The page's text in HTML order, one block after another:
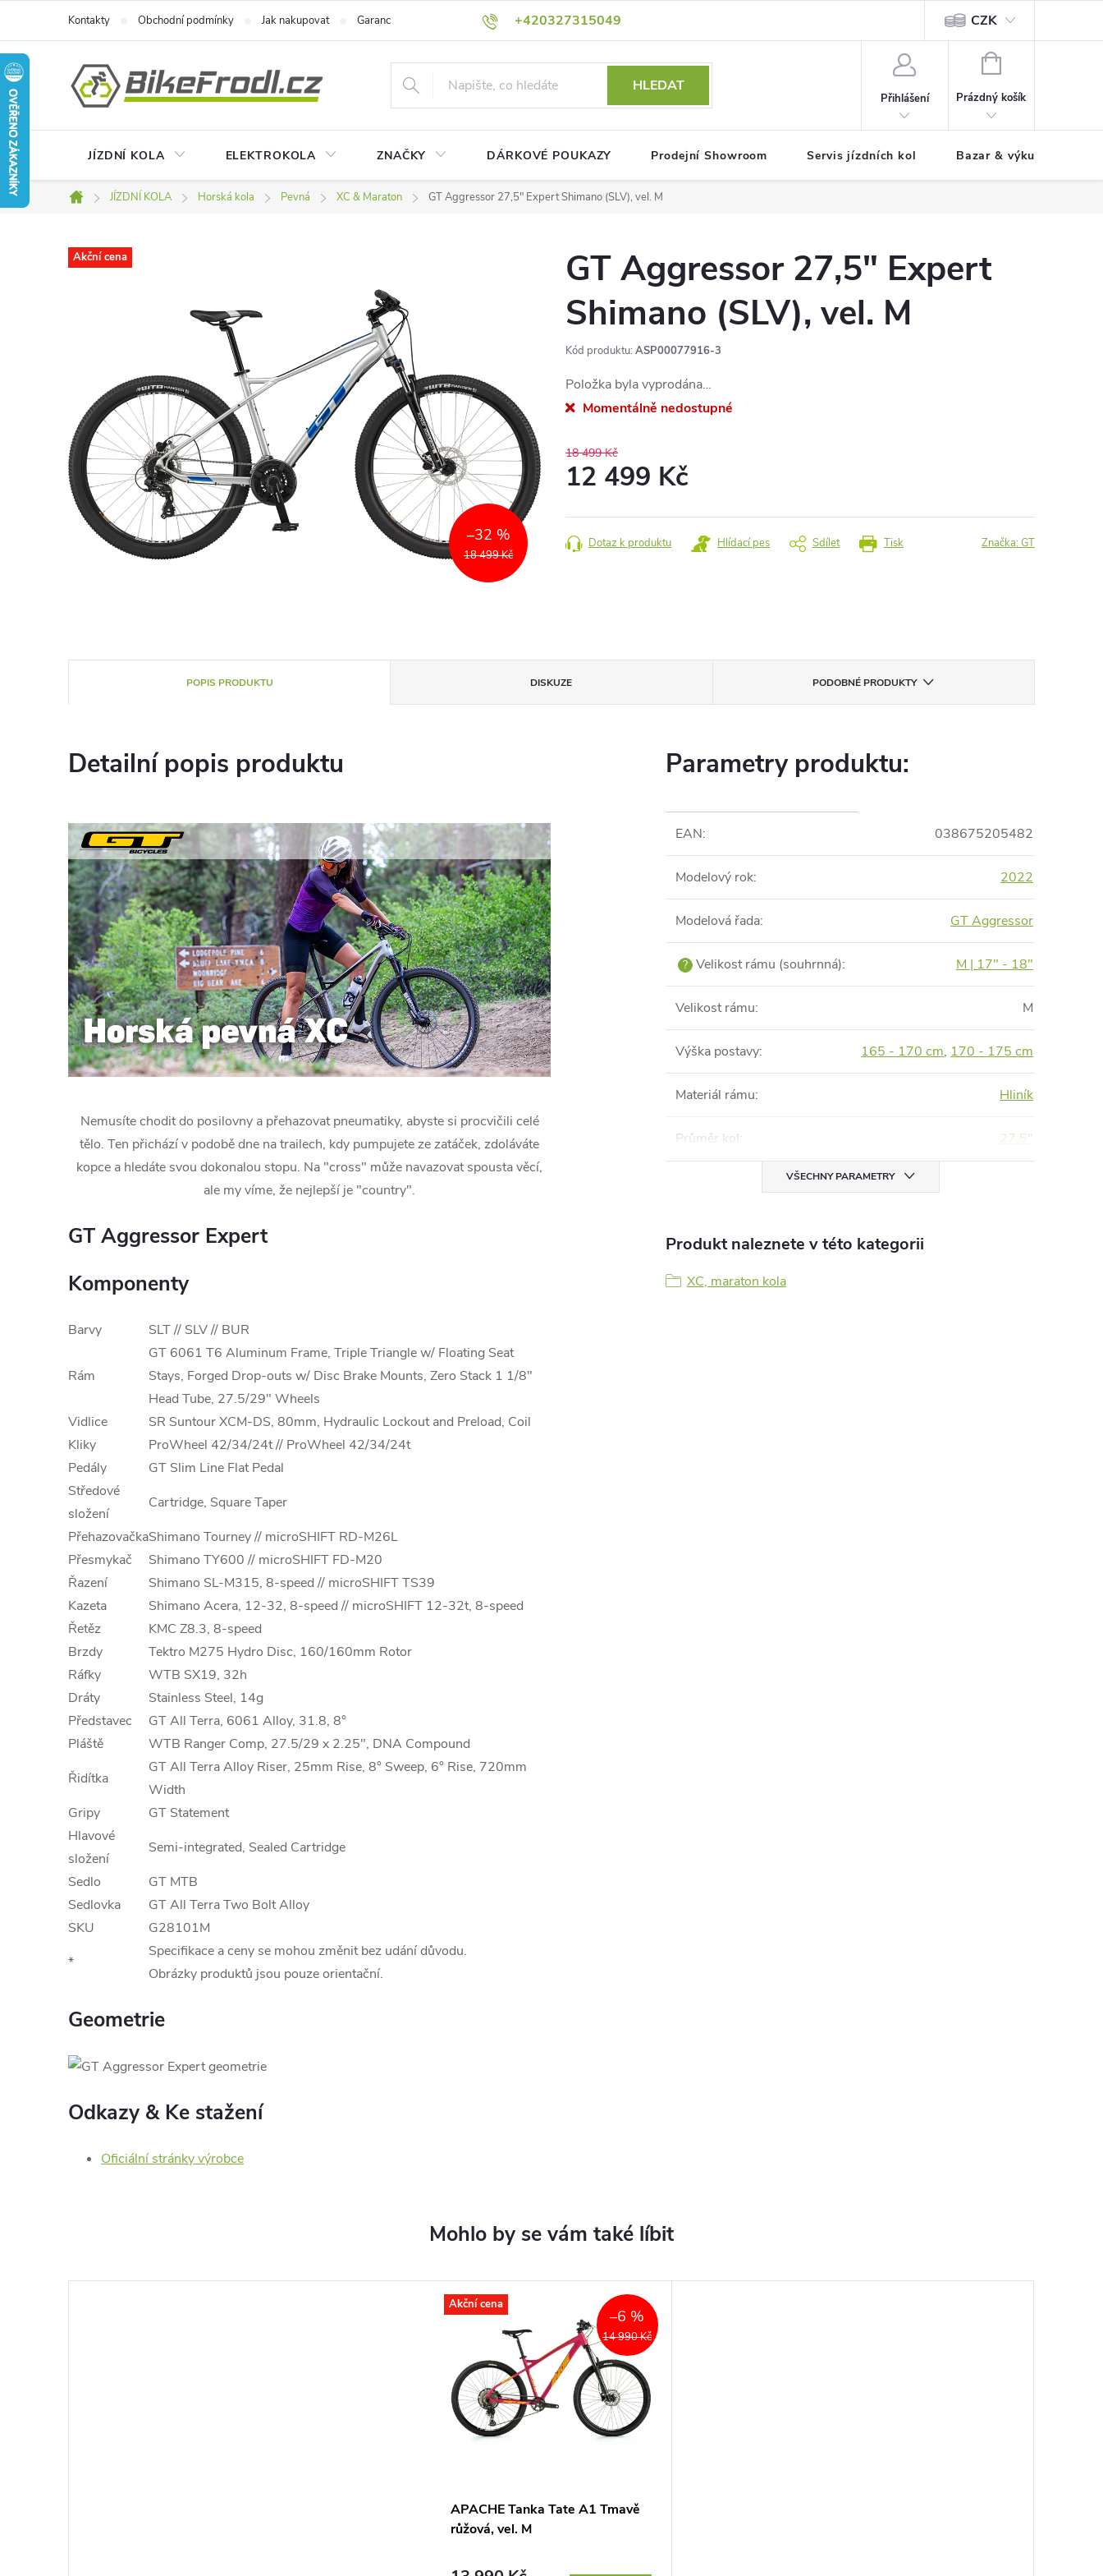
obsah
+420327315049
Kontakty Obchodní podmínky Jak nakupovat Garance nejnižší ceny! Podmínky ochrany osobních údajů CZK
HLEDAT
Přihlášení
NÁKUPNÍ
Prázdný košík
JÍZDNÍ KOLA ELEKTROKOLA ZNAČKY DÁRKOVÉ POUKAZY Prodejní Showroom Servis jízdních kol Bazar & výkup jízdních
Domů
JÍZDNÍ KOLA Horská kola Pevná XC & Maraton GT Aggressor 27,5" Expert Shimano (SLV), vel. M
Akční cena
18 499 Kč
–32 %
GT Aggressor 27,5" Expert
Shimano (SLV), vel. M
Kód produktu: ASP00077916-3
Položka byla vyprodána…
Momentálně nedostupné
18 499 Kč
12 499 Kč
cena:
Tisk
Dotaz k produktu Hlídací pes Sdílet Značka:GT
POPIS PRODUKTU DISKUZE PODOBNÉ PRODUKTY
Detailní popis produktu
Nemusíte chodit do posilovny a přehazovat pneumatiky, abyste si procvičili celé
tělo. Ten přichází v podobě dne na trailech, kdy pumpujete ze zatáček, zdoláváte
kopce a hledáte svou dokonalou stopu. Na "cross" může navazovat spousta věcí,
ale my víme, že nejlepší je "country".
GT Aggressor Expert
Komponenty
Barvy SLT // SLV // BUR
Rám
GT 6061 T6 Aluminum Frame, Triple Triangle w/ Floating Seat
Stays, Forged Drop-outs w/ Disc Brake Mounts, Zero Stack 1 1/8"
Head Tube, 27.5/29" Wheels
Vidlice
SR Suntour XCM-DS, 80mm, Hydraulic Lockout and Preload, Coil
Kliky
ProWheel 42/34/24t // ProWheel 42/34/24t
Pedály
GT Slim Line Flat Pedal
Středové
složení
Cartridge, Square Taper
PřehazovačkaShimano Tourney // microSHIFT RD-M26L
Přesmykač
Shimano TY600 // microSHIFT FD-M20
Řazení
Shimano SL-M315, 8-speed // microSHIFT TS39
Kazeta
Shimano Acera, 12-32, 8-speed // microSHIFT 12-32t, 8-speed
Řetěz
KMC Z8.3, 8-speed
Brzdy
Tektro M275 Hydro Disc, 160/160mm Rotor
Ráfky
WTB SX19, 32h
Dráty
Stainless Steel, 14g
Představec
GT All Terra, 6061 Alloy, 31.8, 8°
Pláště
WTB Ranger Comp, 27.5/29 x 2.25", DNA Compound
Řidítka
GT All Terra Alloy Riser, 25mm Rise, 8° Sweep, 6° Rise, 720mm
Width
Gripy
GT Statement
Hlavové
složení
Semi-integrated, Sealed Cartridge
Sedlo
GT MTB
Sedlovka
GT All Terra Two Bolt Alloy
SKU
G28101M
*
Specifikace a ceny se mohou změnit bez udání důvodu.
Obrázky produktů jsou pouze orientační.
Geometrie
Odkazy & Ke stažení
Oficiální stránky výrobce
Parametry produktu:
EAN: 038675205482
Modelový rok: 2022
Modelová řada: GT Aggressor
? Velikost rámu (souhrnná): M | 17" - 18"
Velikost rámu: M
Výška postavy: 165 - 170 cm, 170 - 175 cm
Materiál rámu: Hliník
Průměr kol: 27,5"
VŠECHNY PARAMETRY
Produkt naleznete v této kategorii
XC, maraton kola
Akční cena
14 990 Kč
–6 %
APACHE Tanka Tate A1 Tmavě
růžová, vel. M